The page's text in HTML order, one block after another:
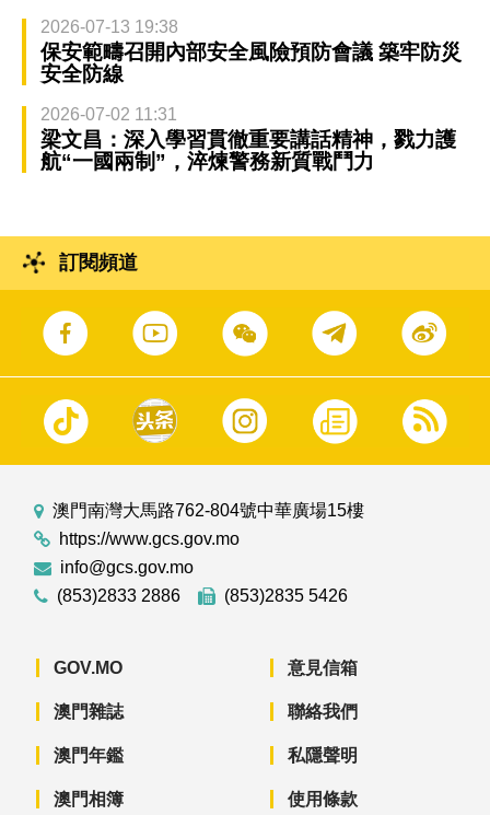
2026-07-13 19:38
保安範疇召開內部安全風險預防會議 築牢防災
安全防線
2026-07-02 11:31
梁文昌：深入學習貫徹重要講話精神，戮力護
航“一國兩制”，淬煉警務新質戰鬥力
訂閱頻道
澳門南灣大馬路762-804號中華廣場15樓
https://www.gcs.gov.mo
info@gcs.gov.mo
(853)2833 2886
(853)2835 5426
GOV.MO
澳門雜誌
澳門年鑑
澳門相簿
意見信箱
聯絡我們
私隱聲明
使用條款